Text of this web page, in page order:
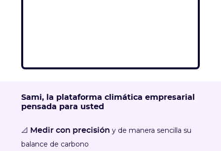
Sami, la plataforma climática empresarial
pensada para usted
📐 Medir con precisión y de manera sencilla su
balance de carbono